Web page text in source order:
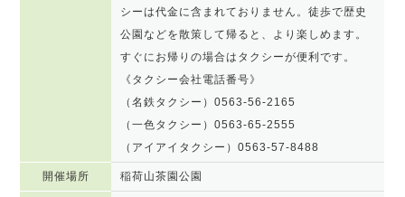
シーは代金に含まれておりません。徒歩で歴史
公園などを散策して帰ると、より楽しめます。
すぐにお帰りの場合はタクシーが便利です。
《タクシー会社電話番号》
（名鉄タクシー）0563-56-2165
（一色タクシー）0563-65-2555
（アイアイタクシー）0563-57-8488
開催場所 稲荷山茶園公園